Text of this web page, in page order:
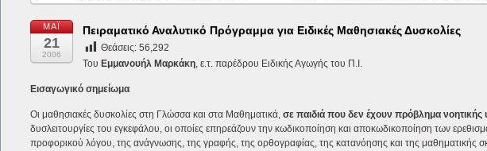
ΜΆΙ
21
2006
Πειραματικό Αναλυτικό Πρόγραμμα για Ειδικές Μαθησιακές Δυσκολίες
Θεάσεις: 56,292
Του Εμμανουήλ Μαρκάκη , ε.τ. παρέδρου Ειδικής Αγωγής του Π.Ι.
Εισαγωγικό σημείωμα
Οι μαθησιακές δυσκολίες στη Γλώσσα και στα Μαθηματικά, σε παιδιά που δεν έχουν πρόβλημα νοητικής
δυσλειτουργίες του εγκεφάλου, οι οποίες επηρεάζουν την κωδικοποίηση και αποκωδικοποίηση των
προφορικού λόγου, της ανάγνωσης, της γραφής, της ορθογραφίας, της κατανόησης και της μαθηματικής